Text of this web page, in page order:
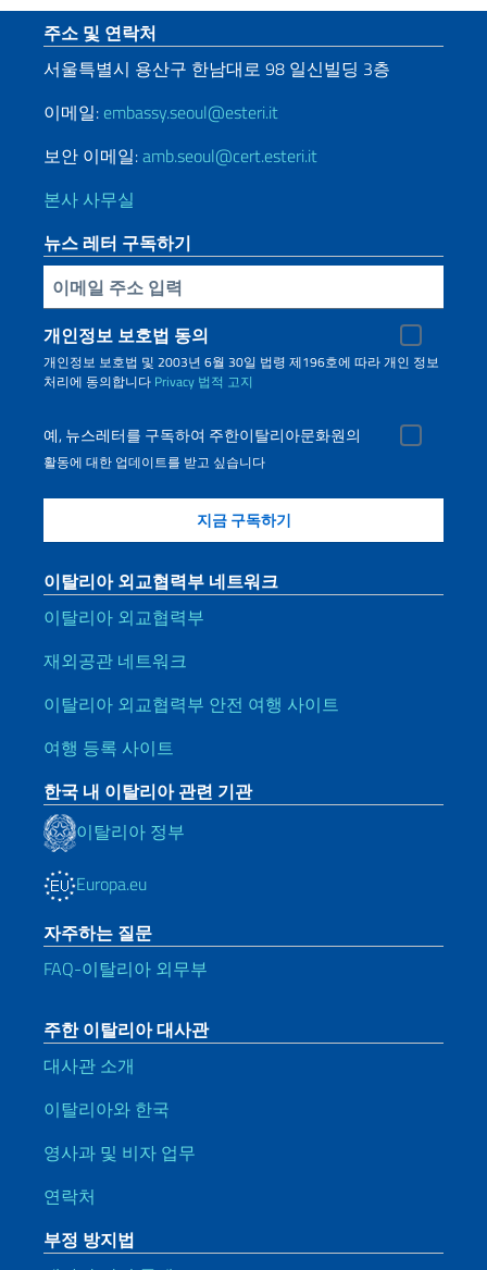
Sezione footer
주소 및 연락처
서울특별시 용산구 한남대로 98 일신빌딩 3층
이메일: embassy.seoul@esteri.it
보안 이메일:amb.seoul@cert.esteri.it
본사 사무실
뉴스 레터 구독하기
Inserisci la tua email
개인정보 보호법 동의
개인정보 보호법 및 2003년 6월 30일 법령 제196호에 따라 개인 정보
처리에 동의합니다 Privacy 법적 고지
예, 뉴스레터를 구독하여 주한이탈리아문화원의
활동에 대한 업데이트를 받고 싶습니다
이탈리아 외교협력부 네트워크
이탈리아 외교협력부
재외공관 네트워크
이탈리아 외교협력부 안전 여행 사이트
여행 등록 사이트
한국 내 이탈리아 관련 기관
이탈리아 정부
Europa.eu
자주하는 질문
FAQ-이탈리아 외무부
주한 이탈리아 대사관
대사관 소개
이탈리아와 한국
영사과 및 비자 업무
연락처
부정 방지법